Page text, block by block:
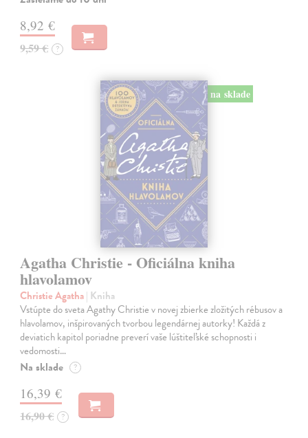
8,92 €
9,59 € ?
na sklade
Agatha Christie - Oficiálna kniha
hlavolamov
Christie Agatha| Kniha
Vstúpte do sveta Agathy Christie v novej zbierke zložitých rébusov a
hlavolamov, inšpirovaných tvorbou legendárnej autorky! Každá z
deviatich kapitol poriadne preverí vaše lúštiteľské schopnosti i
vedomosti…
Na sklade ?
16,39 €
16,90 € ?